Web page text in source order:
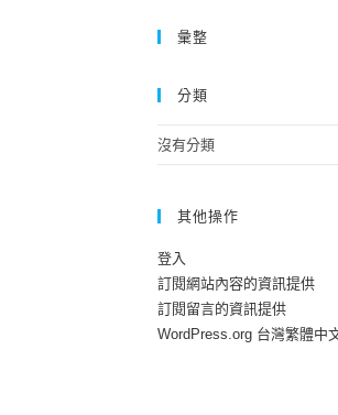
彙整
分類
沒有分類
其他操作
登入
訂閱網站內容的資訊提供
訂閱留言的資訊提供
WordPress.org 台灣繁體中